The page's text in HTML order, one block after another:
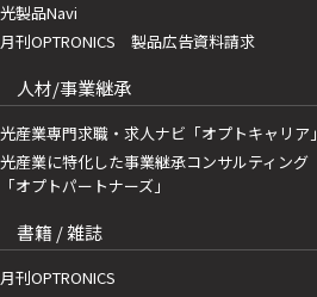
光製品Navi
月刊OPTRONICS 製品広告資料請求
人材/事業継承
光産業専門求職・求人ナビ「オプトキャリア」
光産業に特化した事業継承コンサルティング
「オプトパートナーズ」
書籍 / 雑誌
月刊OPTRONICS